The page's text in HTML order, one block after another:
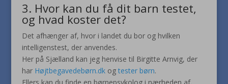
3. Hvor kan du få dit barn testet,
og hvad koster det?
Det afhænger af, hvor i landet du bor og hvilken
intelligenstest, der anvendes.
Her på Sjælland kan jeg henvise til Birgitte Arnvig, der
har Højtbegavedebørn.dkog tester børn.